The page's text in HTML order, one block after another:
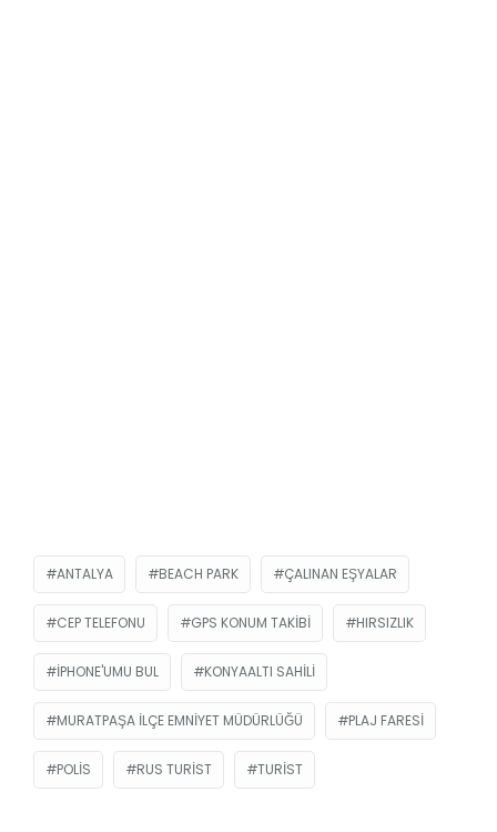
ANTALYA BEACH PARK ÇALINAN EŞYALAR
CEP TELEFONU GPS KONUM TAKIBI HIRSIZLIK
IPHONE'UMU BUL KONYAALTI SAHILI
MURATPAŞA İLÇE EMNIYET MÜDÜRLÜĞÜ PLAJ FARESI
POLIS RUS TURIST TURIST